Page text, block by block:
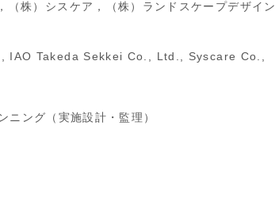
株）シスケア，（株）ランドスケープデザイン
IAO Takeda Sekkei Co., Ltd., Syscare Co.,
ング（実施設計・監理）